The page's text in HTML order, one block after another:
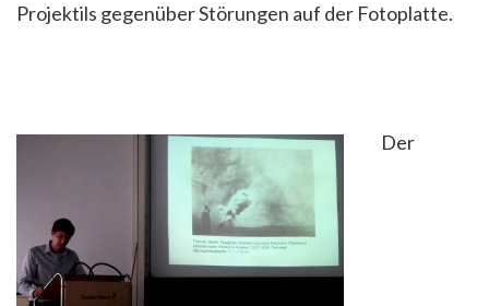
Projektils gegenüber Störungen auf der Fotoplatte.
Der